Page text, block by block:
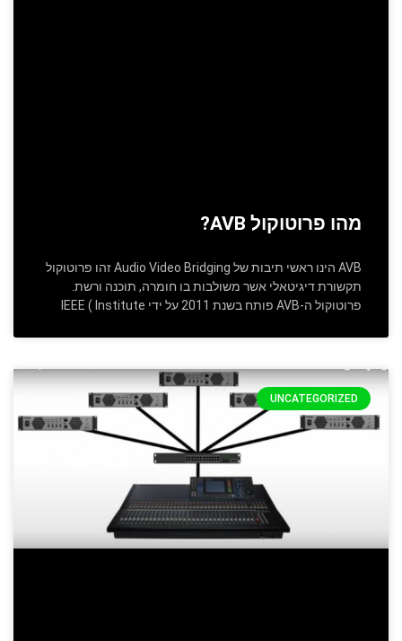
מהו פרוטוקול AVB?
AVB הינו ראשי תיבות של Audio Video Bridging זהו פרוטוקול
תקשורת דיגיטאלי אשר משולבות בו חומרה, תוכנה ורשת.
פרוטוקול ה-AVB פותח בשנת 2011 על ידי IEEE ( Institute
UNCATEGORIZED